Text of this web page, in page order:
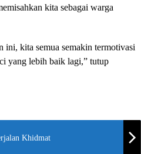
kita sebagai warga
ini, kita semua semakin termotivasi
yang lebih baik lagi,” tutup
Khidmat